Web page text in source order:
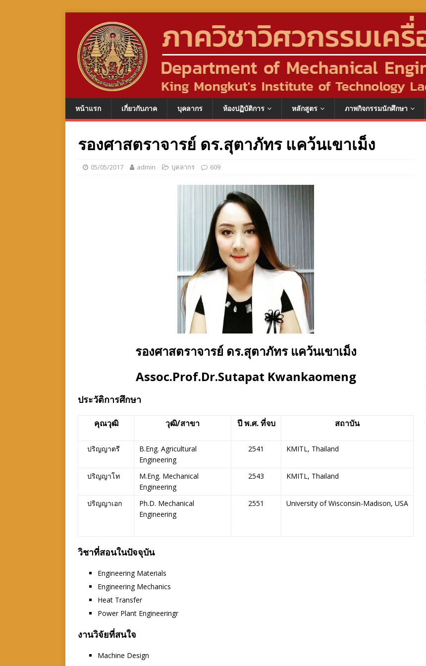
หน้าแรก เกี่ยวกับภาค บุคลากร ห้องปฏิบัติการ หลักสูตร ภาพกิจกรรมนักศึกษา
รองศาสตราจารย์ ดร.สุตาภัทร แคว้นเขาเม็ง
05/05/2017 admin บุคลากร 609
รองศาสตราจารย์ ดร.สุตาภัทร แคว้นเขาเม็ง
Assoc.Prof.Dr.Sutapat Kwankaomeng
ประวัติการศึกษา
คุณวุฒิ วุฒิ/สาขา ปี พ.ศ.ที่จบ สถาบัน
ปริญญาตรี
B.Eng. Agricultural
Engineering
2541 KMITL, Thailand
ปริญญาโท
M.Eng. Mechanical
Engineering
2543 KMITL, Thailand
ปริญญาเอก
Ph.D. Mechanical
Engineering
2551 University of Wisconsin-Madison, USA
วิชาที่สอนในปัจจุบัน
Engineering Materials
Engineering Mechanics
Heat Transfer
Power Plant Engineeringr
งานวิจัยที่สนใจ
Machine Design